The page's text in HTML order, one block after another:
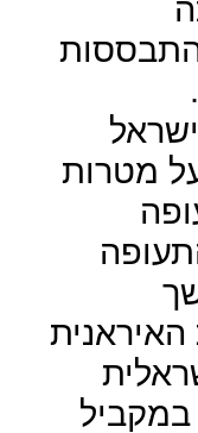
במרץ על מטרות